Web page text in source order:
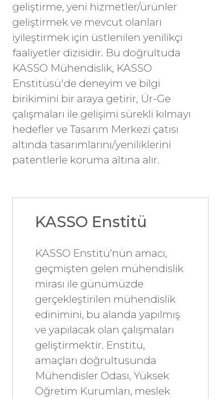
geliştirme, yeni hizmetler/ürünler
geliştirmek ve mevcut olanları
iyileştirmek için üstlenilen yenilikçi
faaliyetler dizisidir. Bu doğrultuda
KASSO Mühendislik, KASSO
Enstitüsü'de deneyim ve bilgi
birikimini bir araya getirir, Ür-Ge
çalışmaları ile gelişimi sürekli kılmayı
hedefler ve Tasarım Merkezi çatısı
altında tasarımlarını/yeniliklerini
patentlerle koruma altına alır.
KASSO Enstitü
KASSO Enstitü’nün amacı,
geçmişten gelen mühendislik
mirası ile günümüzde
gerçekleştirilen mühendislik
edinimini, bu alanda yapılmış
ve yapılacak olan çalışmaları
geliştirmektir. Enstitü,
amaçları doğrultusunda
Mühendisler Odası, Yüksek
Öğretim Kurumları, meslek